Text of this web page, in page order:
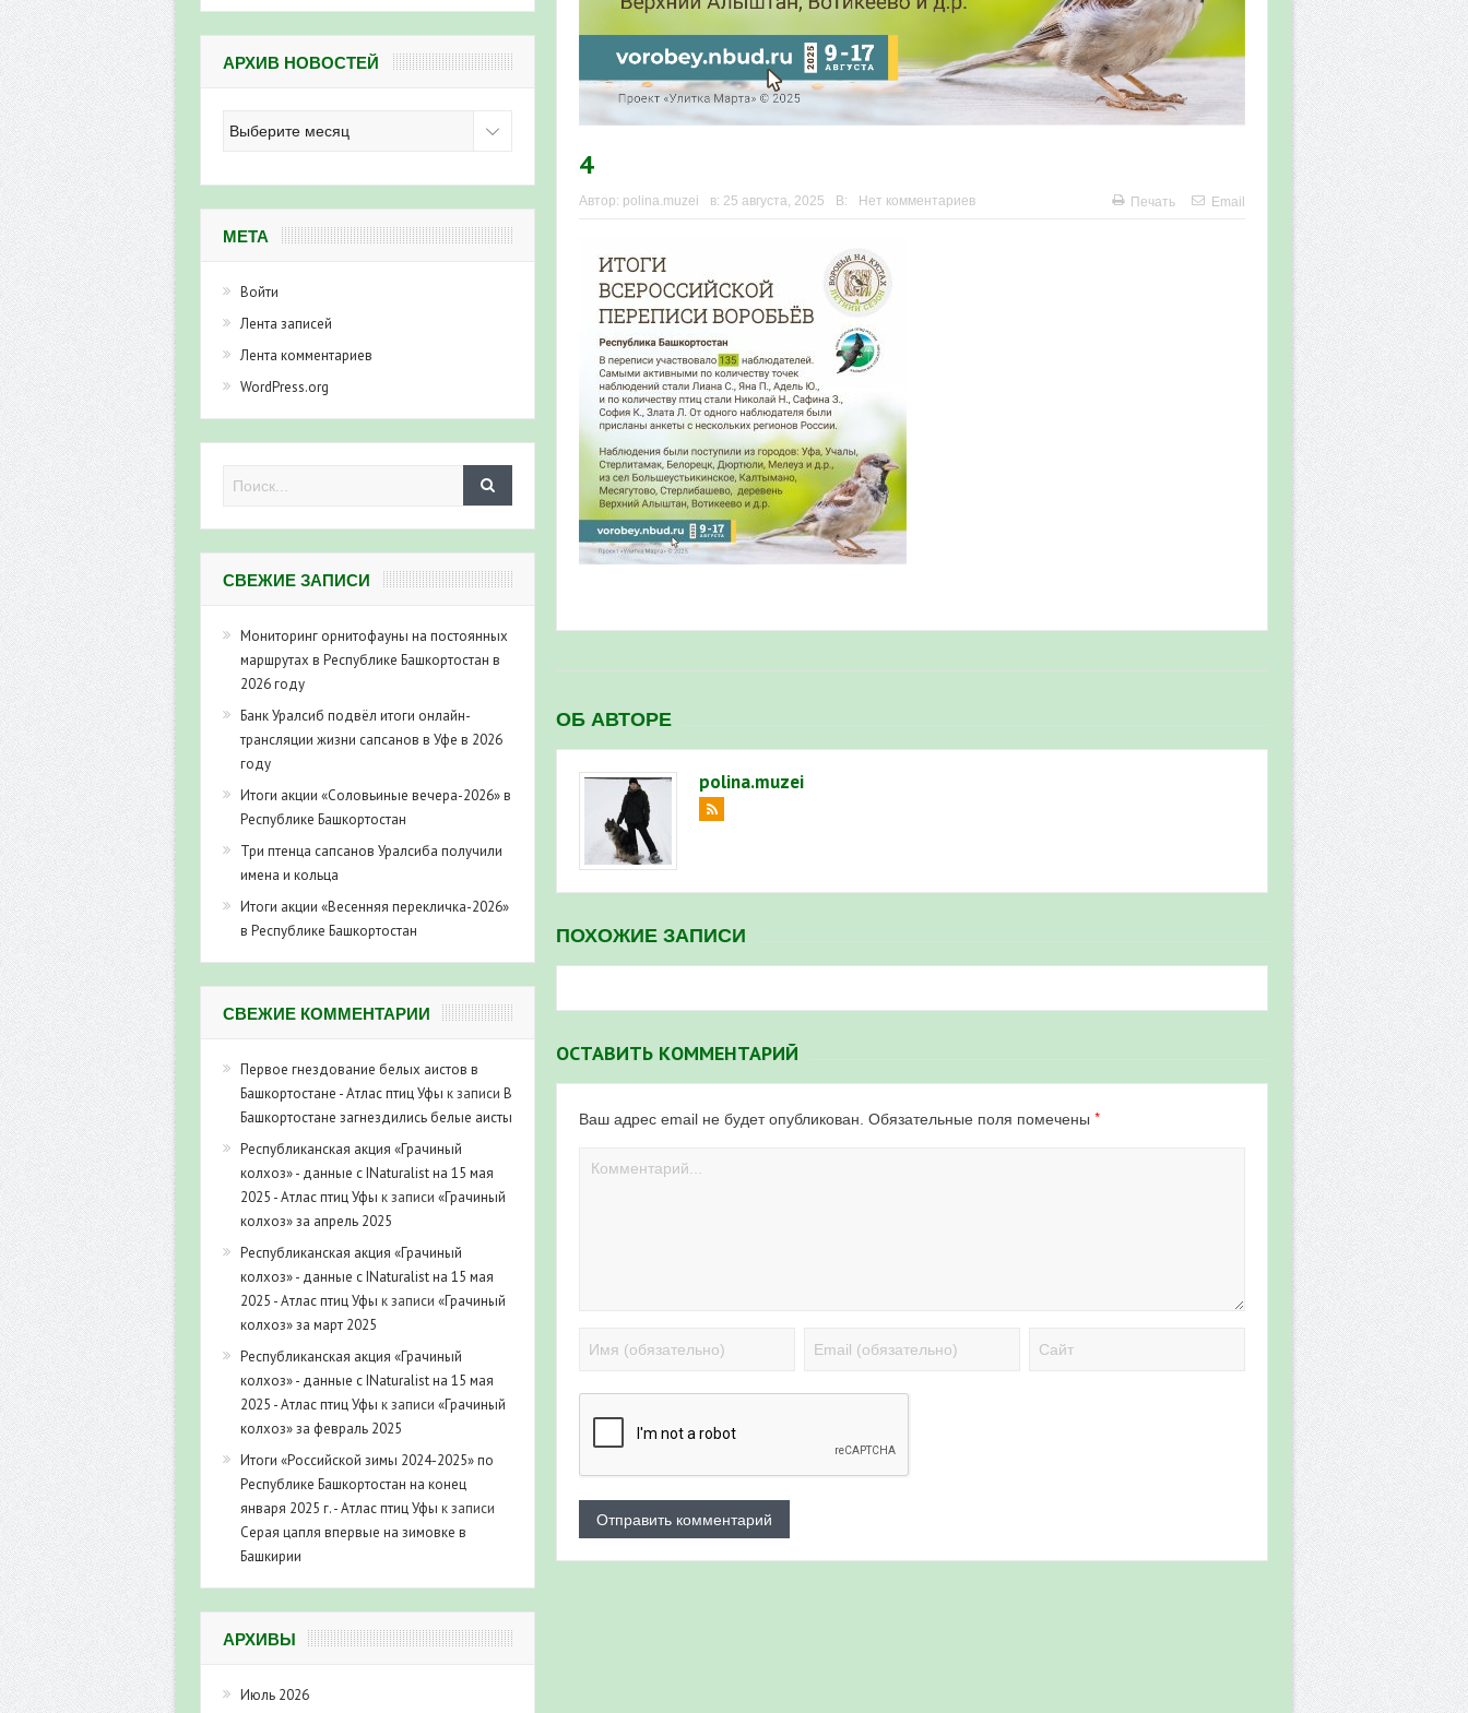
4
Автор: polina.muzei в: 25 августа, 2025 В: Нет комментариев Печать Email
ОБ АВТОРЕ
polina.muzei
ПОХОЖИЕ ЗАПИСИ
ОСТАВИТЬ КОММЕНТАРИЙ
Ваш адрес email не будет опубликован. Обязательные поля помечены *
АРХИВ НОВОСТЕЙ
новостей
МЕТА
Войти
Лента записей
Лента комментариев
WordPress.org
СВЕЖИЕ ЗАПИСИ
Мониторинг орнитофауны на постоянных
маршрутах в Республике Башкортостан в
2026 году
Банк Уралсиб подвёл итоги онлайн-
трансляции жизни сапсанов в Уфе в 2026
году
Итоги акции «Соловьиные вечера-2026» в
Республике Башкортостан
Три птенца сапсанов Уралсиба получили
имена и кольца
Итоги акции «Весенняя перекличка-2026»
в Республике Башкортостан
СВЕЖИЕ КОММЕНТАРИИ
Первое гнездование белых аистов в
Башкортостане - Атлас птиц Уфы к записи В
Башкортостане загнездились белые аисты
Республиканская акция «Грачиный
колхоз» - данные с INaturalist на 15 мая
2025 - Атлас птиц Уфы к записи «Грачиный
колхоз» за апрель 2025
Республиканская акция «Грачиный
колхоз» - данные с INaturalist на 15 мая
2025 - Атлас птиц Уфы к записи «Грачиный
колхоз» за март 2025
Республиканская акция «Грачиный
колхоз» - данные с INaturalist на 15 мая
2025 - Атлас птиц Уфы к записи «Грачиный
колхоз» за февраль 2025
Итоги «Российской зимы 2024-2025» по
Республике Башкортостан на конец
января 2025 г. - Атлас птиц Уфы к записи
Серая цапля впервые на зимовке в
Башкирии
АРХИВЫ
Июль 2026